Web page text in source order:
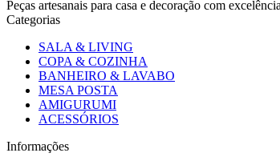
Peças artesanais para casa e decoração com
Categorias
SALA & LIVING
COPA & COZINHA
BANHEIRO & LAVABO
MESA POSTA
AMIGURUMI
ACESSÓRIOS
Informações